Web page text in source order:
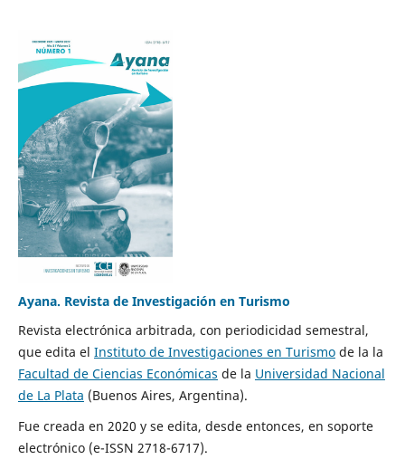
Ayana. Revista de Investigación en Turismo
Revista electrónica arbitrada, con periodicidad semestral,
que edita el Instituto de Investigaciones en Turismode la la
Facultad de Ciencias Económicas de la Universidad Nacional
de La Plata (Buenos Aires, Argentina).
Fue creada en 2020 y se edita, desde entonces, en soporte
electrónico (e-ISSN 2718-6717).